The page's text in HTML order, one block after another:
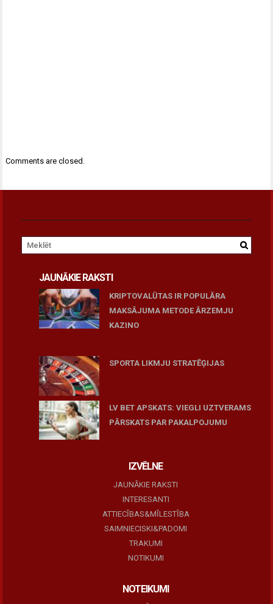
Comments are closed.
JAUNĀKIE RAKSTI
KRIPTOVALŪTAS IR POPULĀRA
MAKSĀJUMA METODE ĀRZEMJU
KAZINO
SPORTA LIKMJU STRATĒĢIJAS
LV BET APSKATS: VIEGLI UZTVERAMS
PĀRSKATS PAR PAKALPOJUMU
IZVĒLNE
JAUNĀKIE RAKSTI
INTERESANTI
ATTIECĪBAS&MĪLESTĪBA
SAIMNIECISKI&PADOMI
TRAKUMI
NOTIKUMI
NOTEIKUMI